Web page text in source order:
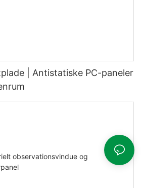
| Antistatiske PC-paneler